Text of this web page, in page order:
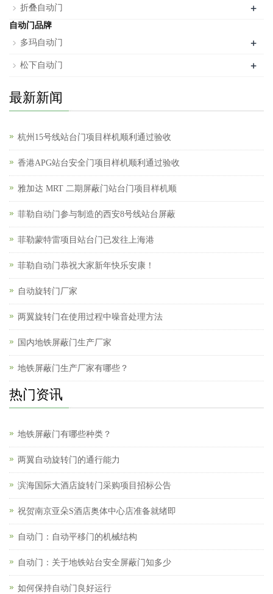
折叠自动门 +
自动门品牌
多玛自动门
+
松下自动门 +
最新新闻
杭州15号线站台门项目样机顺利通过验收
香港APG站台安全门项目样机顺利通过验收
雅加达 MRT 二期屏蔽门站台门项目样机顺
菲勒自动门参与制造的西安8号线站台屏蔽
菲勒蒙特雷项目站台门已发往上海港
菲勒自动门恭祝大家新年快乐安康！
自动旋转门厂家
两翼旋转门在使用过程中噪音处理方法
国内地铁屏蔽门生产厂家
地铁屏蔽门生产厂家有哪些？
热门资讯
地铁屏蔽门有哪些种类？
两翼自动旋转门的通行能力
滨海国际大酒店旋转门采购项目招标公告
祝贺南京亚朵S酒店奥体中心店准备就绪即
自动门：自动平移门的机械结构
自动门：关于地铁站台安全屏蔽门知多少
如何保持自动门良好运行